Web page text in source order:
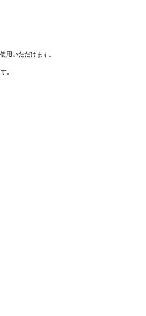
用いただけます。
。